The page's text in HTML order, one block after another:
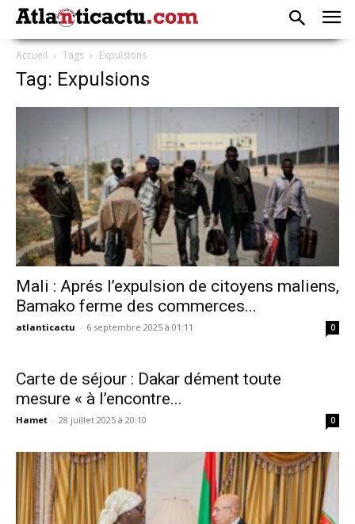
Accueil Tags Expulsions
Tag: Expulsions
Mali : Aprés l’expulsion de citoyens maliens,
Bamako ferme des commerces...
atlanticactu - 6 septembre 2025 à 01:11 0
Carte de séjour : Dakar dément toute
mesure « à l’encontre...
Hamet - 28 juillet 2025 à 20:10 0